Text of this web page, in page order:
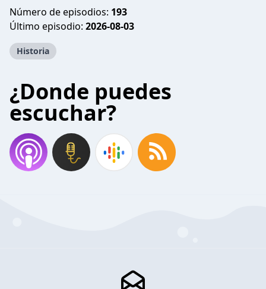
Número de episodios: 193
Último episodio: 2026-08-03
Historia
¿Donde puedes
escuchar?